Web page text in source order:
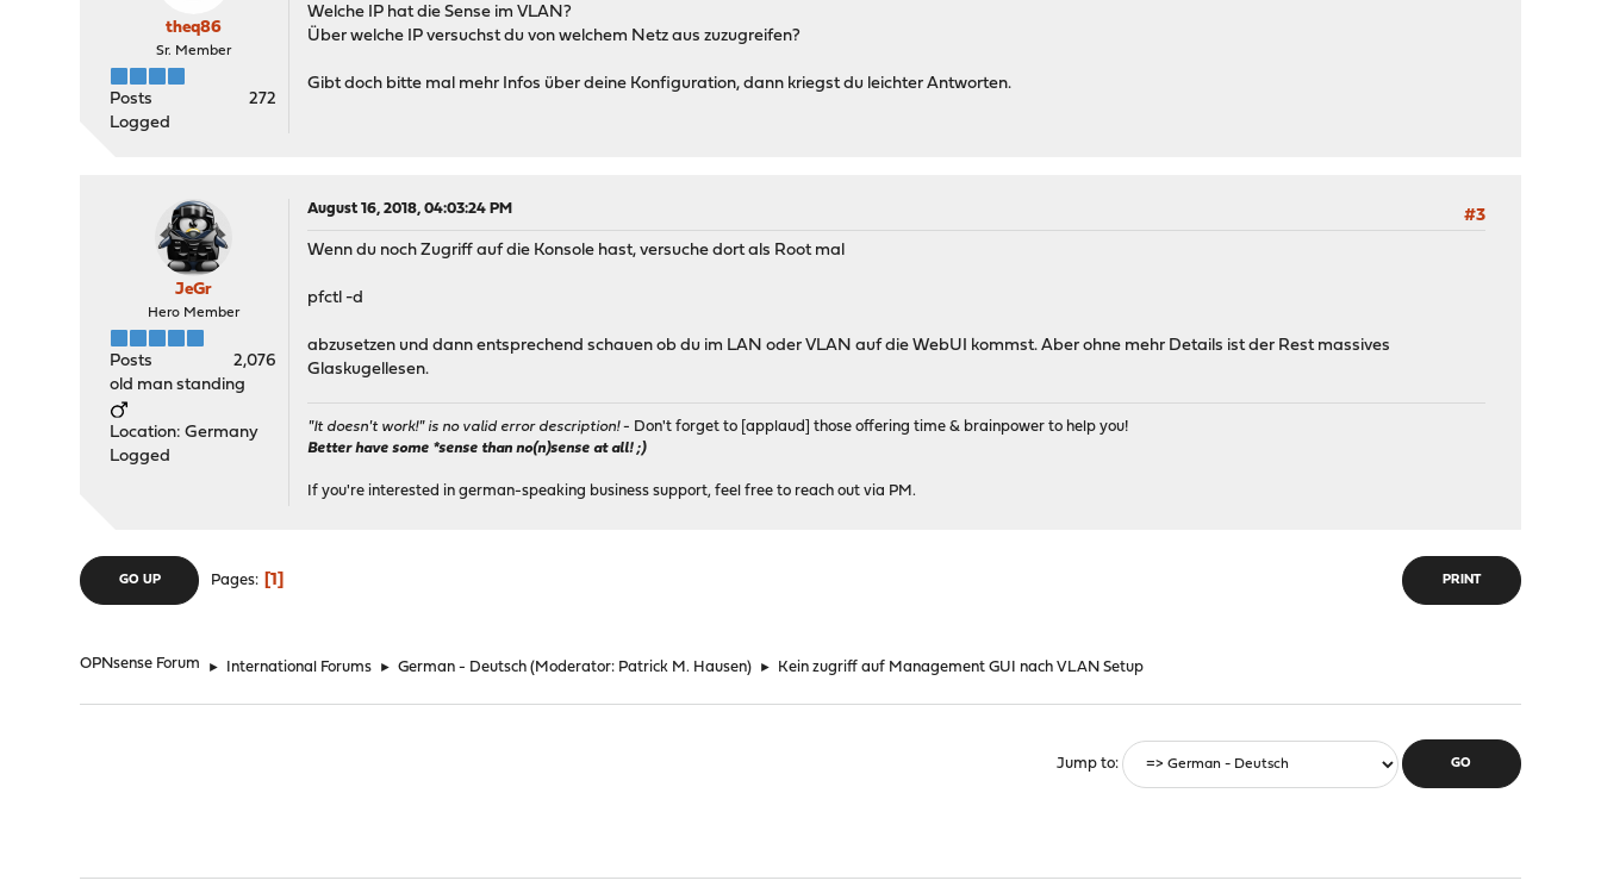
theq86
Sr. Member
Posts
272
Logged
Welche IP hat die Sense im VLAN?
Über welche IP versuchst du von welchem Netz aus zuzugreifen?
Gibt doch bitte mal mehr Infos über deine Konfiguration, dann kriegst du leichter Antworten.
JeGr
Hero Member
Posts
2,076
old man standing
Location: Germany
Logged
August 16, 2018, 04:03:24 PM
#3
Wenn du noch Zugriff auf die Konsole hast, versuche dort als Root mal
pfctl -d
abzusetzen und dann entsprechend schauen ob du im LAN oder VLAN auf die WebUI kommst. Aber ohne mehr Details ist der Rest massives
Glaskugellesen.
"It doesn't work!" is no valid error description!- Don't forget to [applaud] those offering time & brainpower to help you!
Better have some *sense than no(n)sense at all! ;)
If you're interested in german-speaking business support, feel free to reach out via PM.
PRINT
GO UP Pages 1
OPNsense Forum ► International Forums ► German - Deutsch (Moderator: Patrick M. Hausen) ► Kein zugriff auf Management GUI nach VLAN Setup
Jump to